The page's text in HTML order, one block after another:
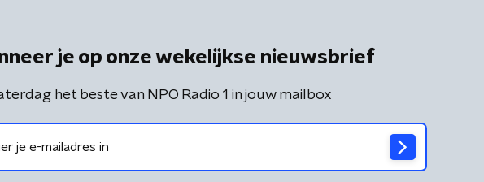
je op onze wekelijkse nieuwsbrief
het beste van NPO Radio 1 in jouw mailbox